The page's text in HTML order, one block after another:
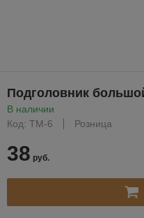
Подголовник
В наличии
Код: ТM-6
Розница
38 руб.